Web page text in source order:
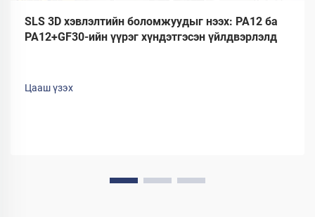
SLS 3D хэвлэлтийн боломжуудыг нээх: PA12 ба
PA12+GF30-ийн үүрэг хүндэтгэсэн үйлдвэрлэлд
Цааш үзэх